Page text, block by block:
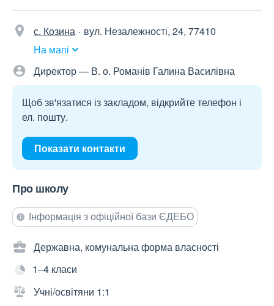
с. Козина
вул. Незалежності, 24, 77410
На мапі
Директор — В. о. Романів Галина Василівна
Щоб зв'язатися із закладом, відкрийте телефон і
ел. пошту.
Показати контакти
Про школу
Інформація з офіційної бази ЄДЕБО
Державна, комунальна форма власності
1–4 класи
Учні/освітяни 1:1